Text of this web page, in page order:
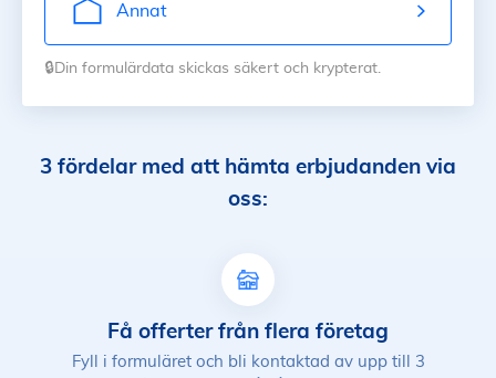
Annat
🔒Din formulärdata skickas säkert och krypterat.
3 fördelar med att hämta erbjudanden via
oss:
Få offerter från flera företag
Fyll i formuläret och bli kontaktad av upp till 3